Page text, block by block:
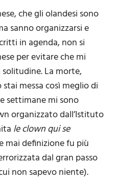
che gli olandesi sono
sanno organizzarsi e
in agenda, non si
per evitare che mi
solitudine. La morte,
messa così meglio di
settimane mi sono
organizzato dall’Istituto
le clown qui se
mai definizione fu più
dal gran passo
non sapevo niente).